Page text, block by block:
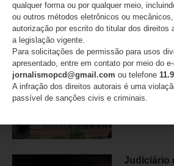
direito de
após
sobre
Judiciário
qualquer forma ou por qualquer meio,
ou outros métodos eletrônicos ou
autorização por escrito do titular dos direitos
a legislação vigente.
Para solicitações de permissão para usos
apresentado, entre em contato por meio do e-
jornalismopcd@gmail.com ou telefone
A infração dos direitos autorais é uma
passível de sanções civis e criminais.